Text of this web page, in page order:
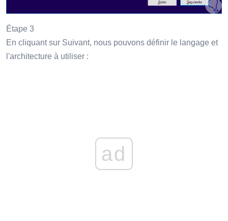
Étape 3
En cliquant sur Suivant, nous pouvons définir le langage et
l'architecture à utiliser :
ad